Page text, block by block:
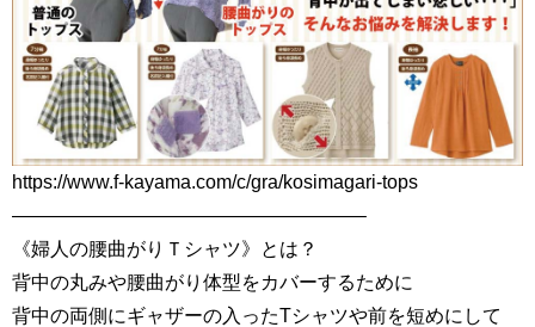
https://www.f-kayama.com/c/gra/kosimagari-tops
——————————————————–
《婦人の腰曲がりＴシャツ》とは？
背中の丸みや腰曲がり体型をカバーするために
背中の両側にギャザーの入ったTシャツや前を短めにして